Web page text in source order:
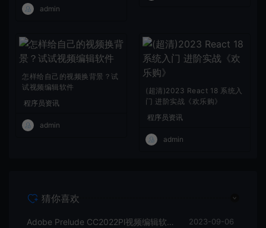
admin
怎样给自己的视频换背景？试
试视频编辑软件
程序员资讯
admin
(超清)2023 React 18 系统入
门 进阶实战《欢乐购》
程序员资讯
admin
猜你喜欢
Adobe Prelude CC2022Pl视频编辑软件中文直装版 2023-09-06